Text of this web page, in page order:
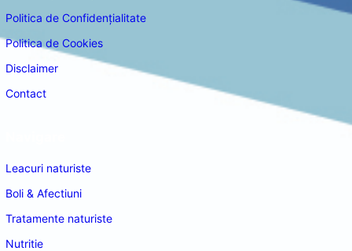
Politica de Confidențialitate
Politica de Cookies
Disclaimer
Contact
Leacuri naturiste
Boli & Afectiuni
Tratamente naturiste
Nutritie